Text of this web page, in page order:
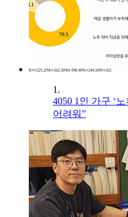
1.
4050 1인 가구 ‘
어려워”